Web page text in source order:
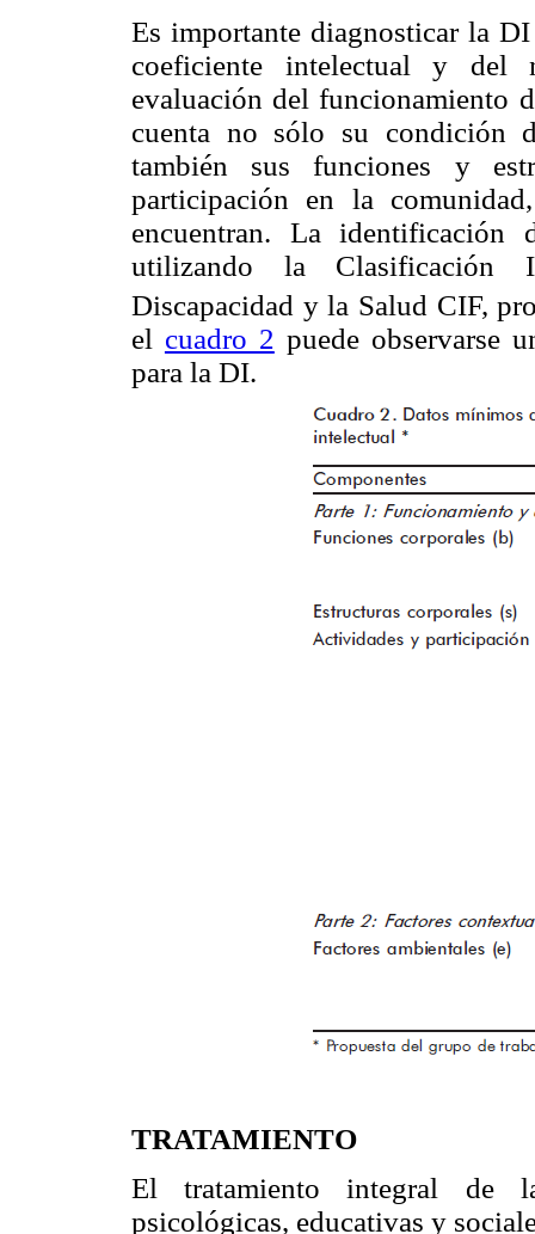
Es importante diagnosticar la
coeficiente intelectual y del
evaluación del funcionamiento
cuenta no sólo su condición
también sus funciones y
participación en la
encuentran. La identificación
utilizando la Clasificación
Discapacidad y la Salud CIF,
el cuadro 2 puede observarse
para la DI.
TRATAMIENTO
El tratamiento integral de
psicológicas, educativas y